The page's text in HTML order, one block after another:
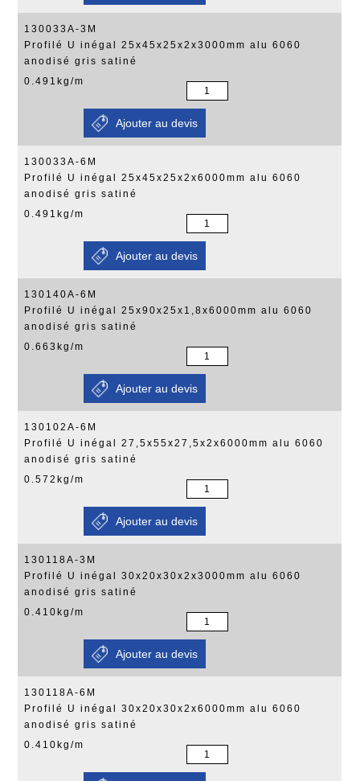
130033A-3M
Profilé U inégal 25x45x25x2x3000mm alu 6060
anodisé gris satiné
0.491kg/m
130033A-6M
Profilé U inégal 25x45x25x2x6000mm alu 6060
anodisé gris satiné
0.491kg/m
130140A-6M
Profilé U inégal 25x90x25x1,8x6000mm alu 6060
anodisé gris satiné
0.663kg/m
130102A-6M
Profilé U inégal 27,5x55x27,5x2x6000mm alu 6060
anodisé gris satiné
0.572kg/m
130118A-3M
Profilé U inégal 30x20x30x2x3000mm alu 6060
anodisé gris satiné
0.410kg/m
130118A-6M
Profilé U inégal 30x20x30x2x6000mm alu 6060
anodisé gris satiné
0.410kg/m